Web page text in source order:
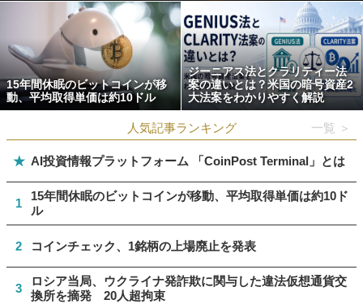
15年間休眠のビットコインが移
動、平均取得単価は約10ドル
ジーニアス法とクラリティー法
案の違いとは？米国の暗号資産2
大法案をわかりやすく解説
人気記事ランキング 一覧 ＞
★ AI投資情報プラットフォーム 「CoinPost Terminal」とは
1
15年間休眠のビットコインが移動、平均取得単価は約10ド
ル
2 コインチェック、1銘柄の上場廃止を発表
3
ロシア当局、ウクライナ発詐欺に関与した違法仮想通貨交
換所を摘発 20人超拘束